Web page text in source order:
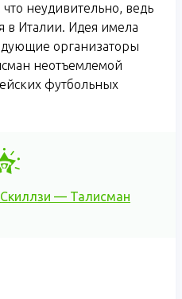
что неудивительно, ведь
в Италии. Идея имела
организаторы
неотъемлемой
футбольных
Скиллзи — Талисман